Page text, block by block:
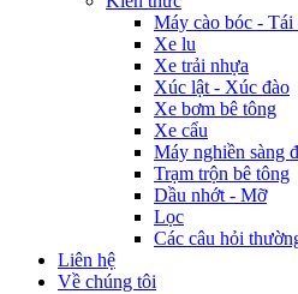
Máy cào bóc - Tái
Xe lu
Xe trải nhựa
Xúc lật - Xúc đào
Xe bơm bê tông
Xe cẩu
Máy nghiền sàng
Trạm trộn bê tông
Dầu nhớt - Mỡ
Lọc
Các câu hỏi
Liên hệ
Về chúng tôi